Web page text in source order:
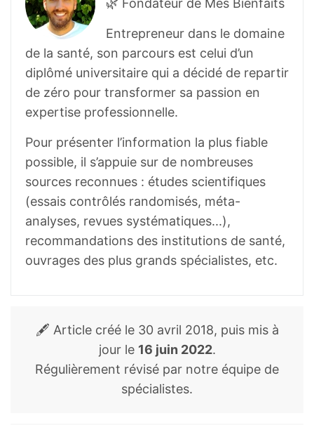
Entrepreneur dans le domaine
de la santé, son parcours est celui d’un
diplômé universitaire qui a décidé de repartir
de zéro pour transformer sa passion en
expertise professionnelle.
Pour présenter l’information la plus fiable
possible, il s’appuie sur de nombreuses
sources reconnues : études scientifiques
(essais contrôlés randomisés, méta-
analyses, revues systématiques...),
recommandations des institutions de santé,
ouvrages des plus grands spécialistes, etc.
🖋️ Article créé le 30 avril 2018, puis mis à
jour le 16 juin 2022.
Régulièrement révisé par notre équipe de
spécialistes.